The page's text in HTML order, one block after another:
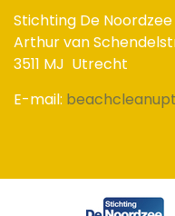
Stichting De Noordzee
Arthur van
3511 MJ Utrecht
E-mail: